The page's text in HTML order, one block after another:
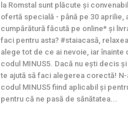
la Romstal sunt plăcute și
ofertă specială - până pe 30 aprilie,
cumpărătură făcută pe online* și
faci pentru asta? #staiacasă,
alege tot de ce ai nevoie, iar înainte
codul MINUS5. Dacă nu ești decis
te ajută să faci alegerea corectă!
codul MINUS5 fiind aplicabil și
pentru că ne pasă de sănătatea...